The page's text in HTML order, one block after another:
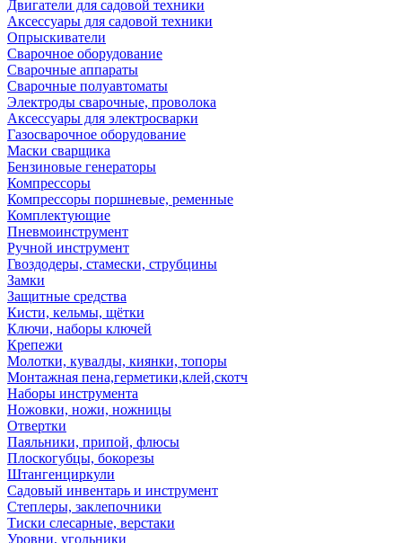
Двигатели для садовой техники
Аксессуары для садовой техники
Опрыскиватели
Сварочное оборудование
Сварочные аппараты
Сварочные полуавтоматы
Электроды сварочные, проволока
Аксессуары для электросварки
Газосварочное оборудование
Маски сварщика
Бензиновые генераторы
Компрессоры
Компрессоры поршневые, ременные
Комплектующие
Пневмоинструмент
Ручной инструмент
Гвоздодеры, стамески, струбцины
Замки
Защитные средства
Кисти, кельмы, щётки
Ключи, наборы ключей
Крепежи
Молотки, кувалды, киянки, топоры
Монтажная пена,герметики,клей,скотч
Наборы инструмента
Ножовки, ножи, ножницы
Отвертки
Паяльники, припой, флюсы
Плоскогубцы, бокорезы
Штангенциркули
Садовый инвентарь и инструмент
Степлеры, заклепочники
Тиски слесарные, верстаки
Уровни, угольники